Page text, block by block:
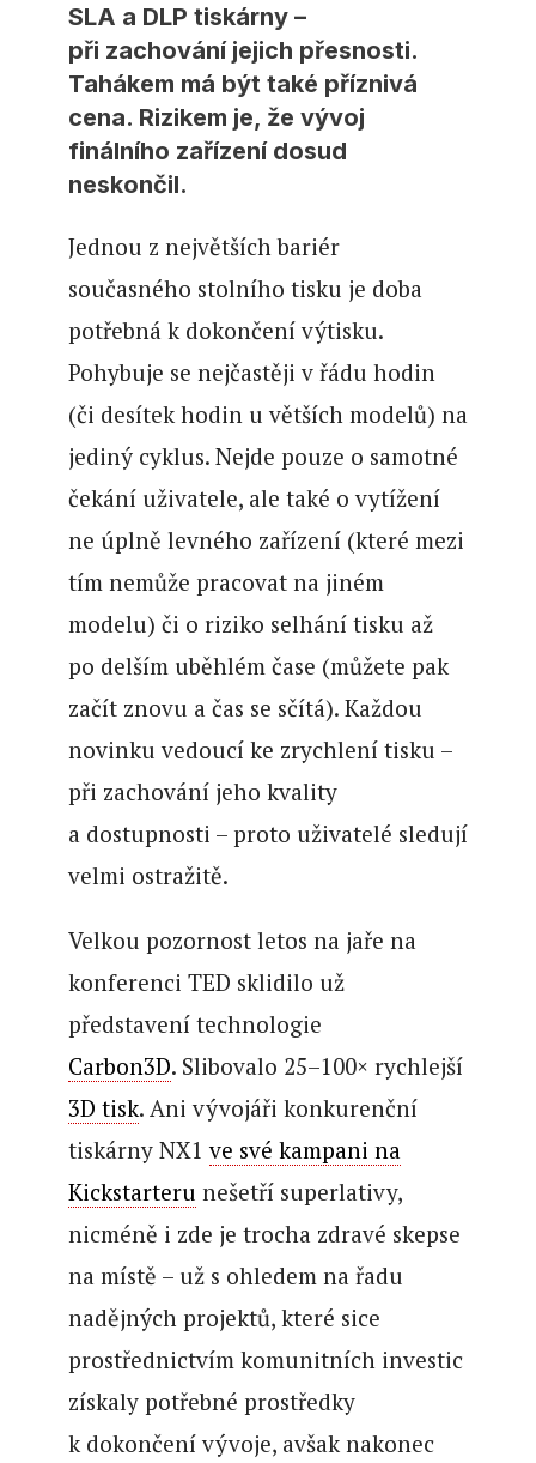
SLA a DLP tiskárny –
při zachování jejich přesnosti.
Tahákem má být také příznivá
cena. Rizikem je, že vývoj
finálního zařízení dosud
neskončil.
Jednou z největších bariér
současného stolního tisku je doba
potřebná k dokončení výtisku.
Pohybuje se nejčastěji v řádu hodin
(či desítek hodin u větších modelů) na
jediný cyklus. Nejde pouze o samotné
čekání uživatele, ale také o vytížení
ne úplně levného zařízení (které mezi
tím nemůže pracovat na jiném
modelu) či o riziko selhání tisku až
po delším uběhlém čase (můžete pak
začít znovu a čas se sčítá). Každou
novinku vedoucí ke zrychlení tisku –
při zachování jeho kvality
a dostupnosti – proto uživatelé sledují
velmi ostražitě.
Velkou pozornost letos na jaře na
konferenci TED sklidilo už
představení technologie
Carbon3D. Slibovalo 25–100× rychlejší
3D tisk. Ani vývojáři konkurenční
tiskárny NX1ve své kampani na
Kickstarteru nešetří superlativy,
nicméně i zde je trocha zdravé skepse
na místě – už s ohledem na řadu
nadějných projektů, které sice
prostřednictvím komunitních investic
získaly potřebné prostředky
k dokončení vývoje, avšak nakonec